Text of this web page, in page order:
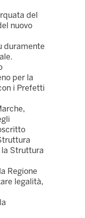
del
nuovo
duramente
per la
i Prefetti
Struttura
Regione
legalità,